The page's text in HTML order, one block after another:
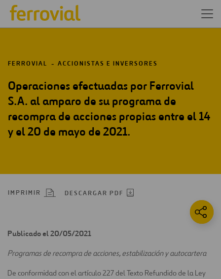
FERROVIAL ACCIONISTAS E INVERSORES
Operaciones efectuadas por Ferrovial
S.A. al amparo de su programa de
recompra de acciones propias entre el 14
y el 20 de mayo de 2021.
IMPRIMIR DESCARGAR PDF
Publicado el 20/05/2021
Programas de recompra de acciones, estabilización y autocartera
De conformidad con el artículo 227 del Texto Refundido de la Ley